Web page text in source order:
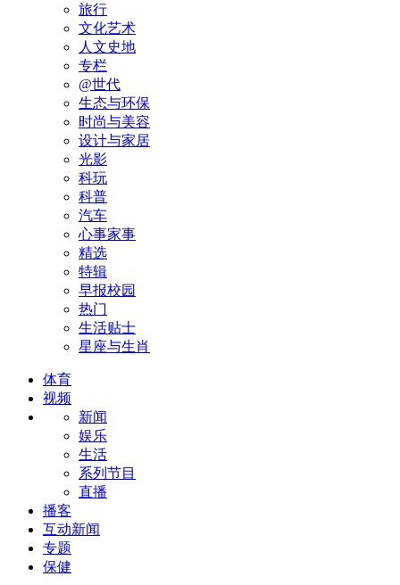
旅行
文化艺术
人文史地
专栏
@世代
生态与环保
时尚与美容
设计与家居
光影
科玩
科普
汽车
心事家事
精选
特辑
早报校园
热门
生活贴士
星座与生肖
体育
视频
新闻
娱乐
生活
系列节目
直播
播客
互动新闻
专题
保健